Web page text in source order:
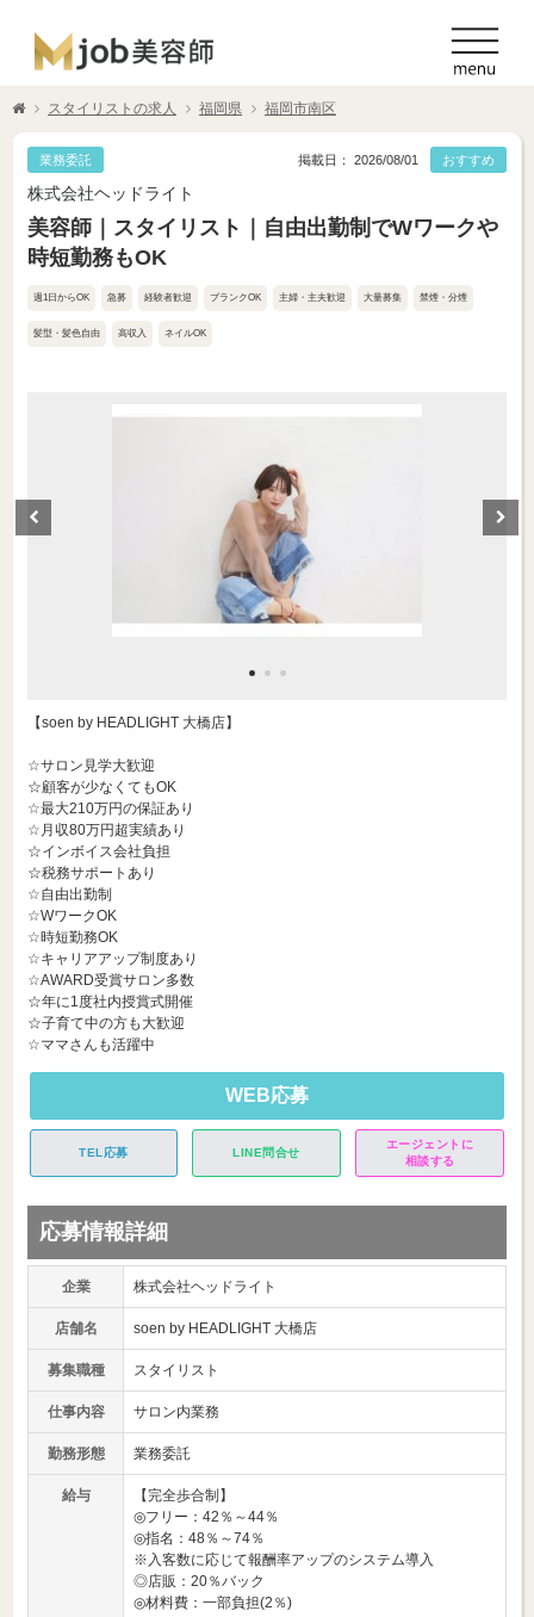
スタイリストの求人 福岡県 福岡市南区
業務委託 おすすめ
掲載日： 2026/08/01
株式会社ヘッドライト
美容師｜スタイリスト｜自由出勤制でWワークや
時短勤務もOK
週1日からOK 急募 経験者歓迎 ブランクOK 主婦・主夫歓迎 大量募集 禁煙・分煙
髪型・髪色自由 高収入 ネイルOK
【soen by HEADLIGHT 大橋店】
☆サロン見学大歓迎
☆顧客が少なくてもOK
☆最大210万円の保証あり
☆月収80万円超実績あり
☆インボイス会社負担
☆税務サポートあり
☆自由出勤制
☆WワークOK
☆時短勤務OK
☆キャリアアップ制度あり
☆AWARD受賞サロン多数
☆年に1度社内授賞式開催
☆子育て中の方も大歓迎
☆ママさんも活躍中
WEB応募
TEL応募 LINE問合せ
エージェントに
相談する
応募情報詳細
企業 株式会社ヘッドライト
店舗名 soen by HEADLIGHT 大橋店
募集職種 スタイリスト
仕事内容 サロン内業務
勤務形態 業務委託
給与
【完全歩合制】
◎フリー：42％～44％
◎指名：48％～74％
※入客数に応じて報酬率アップのシステム導入
◎店販：20％バック
◎材料費：一部負担(2％)